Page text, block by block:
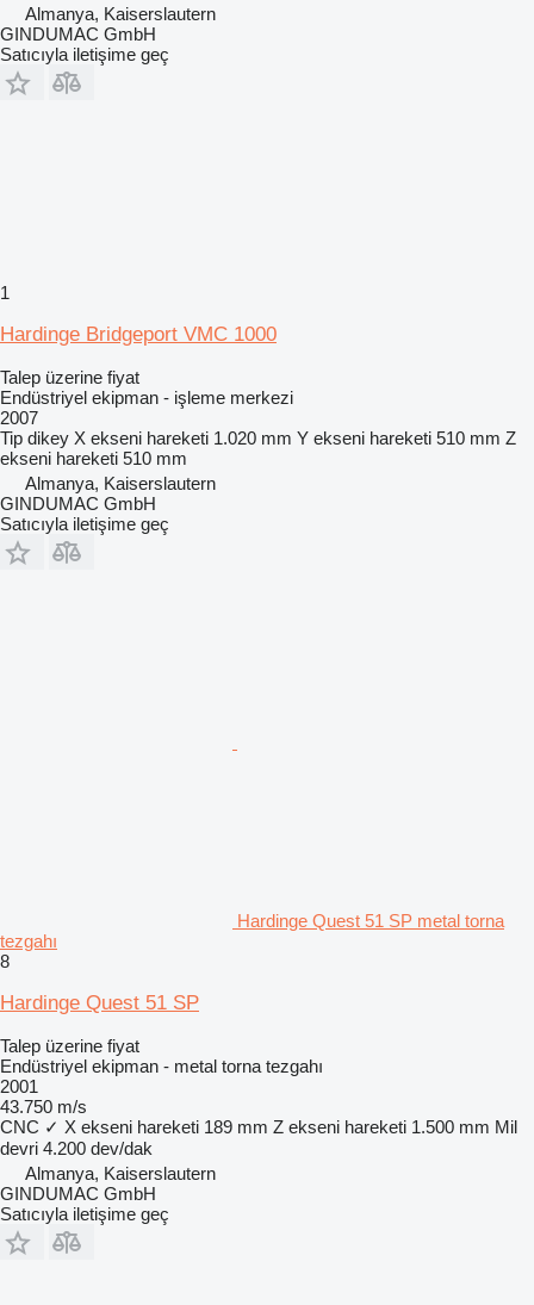
Almanya, Kaiserslautern
GINDUMAC GmbH
Satıcıyla iletişime geç
1
Hardinge Bridgeport VMC 1000
Talep üzerine fiyat
Endüstriyel ekipman - işleme merkezi
2007
Tip dikey X ekseni hareketi 1.020 mm Y ekseni hareketi 510 mm Z
ekseni hareketi 510 mm
Almanya, Kaiserslautern
GINDUMAC GmbH
Satıcıyla iletişime geç
Hardinge Quest 51 SP metal torna
tezgahı
8
Hardinge Quest 51 SP
Talep üzerine fiyat
Endüstriyel ekipman - metal torna tezgahı
2001
43.750 m/s
CNC ✓ X ekseni hareketi 189 mm Z ekseni hareketi 1.500 mm Mil
devri 4.200 dev/dak
Almanya, Kaiserslautern
GINDUMAC GmbH
Satıcıyla iletişime geç